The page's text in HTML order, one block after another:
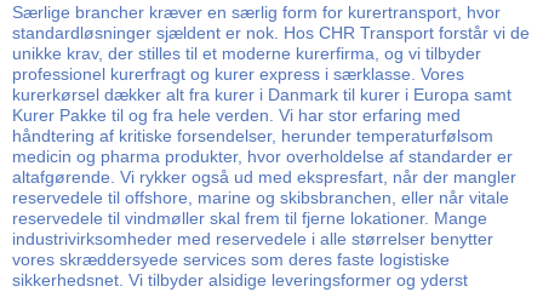
Særlige brancher kræver en særlig form for kurertransport, hvor
standardløsninger sjældent er nok. Hos CHR Transport forstår vi de
unikke krav, der stilles til et moderne kurerfirma, og vi tilbyder
professionel kurerfragt og kurer express i særklasse. Vores
kurerkørsel dækker alt fra kurer i Danmark til kurer i Europa samt
Kurer Pakke til og fra hele verden. Vi har stor erfaring med
håndtering af kritiske forsendelser, herunder temperaturfølsom
medicin og pharma produkter, hvor overholdelse af standarder er
altafgørende. Vi rykker også ud med ekspresfart, når der mangler
reservedele til offshore, marine og skibsbranchen, eller når vitale
reservedele til vindmøller skal frem til fjerne lokationer. Mange
industrivirksomheder med reservedele i alle størrelser benytter
vores skræddersyede services som deres faste logistiske
sikkerhedsnet. Vi tilbyder alsidige leveringsformer og yderst